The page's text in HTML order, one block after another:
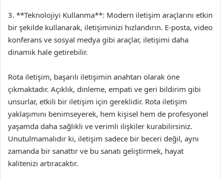
3. **Teknolojiyi Kullanma**: Modern iletişim araçlarını etkin
bir şekilde kullanarak, iletişiminizi hızlandırın. E-posta, video
konferans ve sosyal medya gibi araçlar, iletişimi daha
dinamik hale getirebilir.
Rota iletişim, başarılı iletişimin anahtarı olarak öne
çıkmaktadır. Açıklık, dinleme, empati ve geri bildirim gibi
unsurlar, etkili bir iletişim için gereklidir. Rota iletişim
yaklaşımını benimseyerek, hem kişisel hem de profesyonel
yaşamda daha sağlıklı ve verimli ilişkiler kurabilirsiniz.
Unutulmamalıdır ki, iletişim sadece bir beceri değil, aynı
zamanda bir sanattır ve bu sanatı geliştirmek, hayat
kalitenizi artıracaktır.